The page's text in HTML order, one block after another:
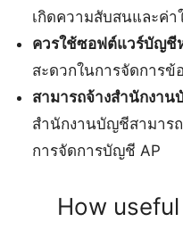
เกิดความสับสนและค่า
ควรใช้ซอฟต์แวร์บัญชี
สะดวกในการจัดการข้
สามารถจ้างสำนักงา
สำนักงานบัญชีสามาร
การจัดการบัญชี AP
How